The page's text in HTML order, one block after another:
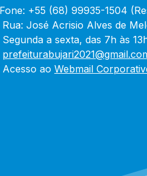
+55 (68) 99935-1504
Rua: José Acrisio Alves de
Segunda a sexta, das 7h às
Acesso ao Webmail